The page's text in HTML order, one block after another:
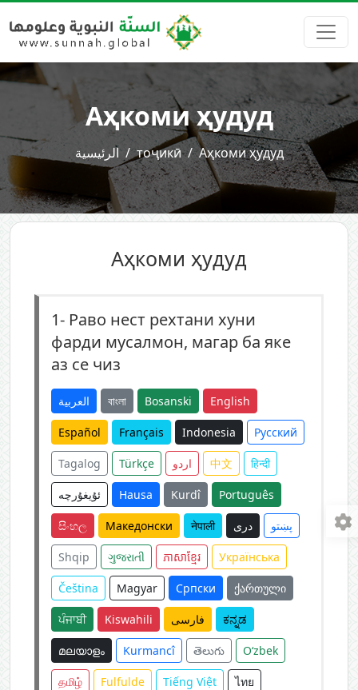
Аҳкоми ҳудуд
الرئيسية тоҷикӣ Аҳкоми ҳудуд
Аҳкоми ҳудуд
1- Раво нест рехтани хуни
фарди мусалмон, магар ба яке
аз се чиз
العربية বাংলা Bosanski English
Español Français Indonesia Русский
Tagalog Türkçe اردو 中文 हिन्दी
ئۇيغۇرچە Hausa Kurdî Português
සිංහල Македонски नेपाली دری پښتو
Shqip ગુજરાતી ភាសាខ្មែរ Українська
Čeština Magyar Српски ქართული
ਪੰਜਾਬੀ Kiswahili فارسی ಕನ್ನಡ
മലയാളം Kurmancî తెలుగు O‘zbek
தமிழ் Fulfulde Tiếng Việt ไทย